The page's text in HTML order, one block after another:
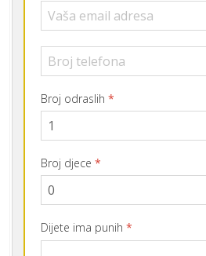
Broj odraslih *
Broj djece *
Dijete ima punih *